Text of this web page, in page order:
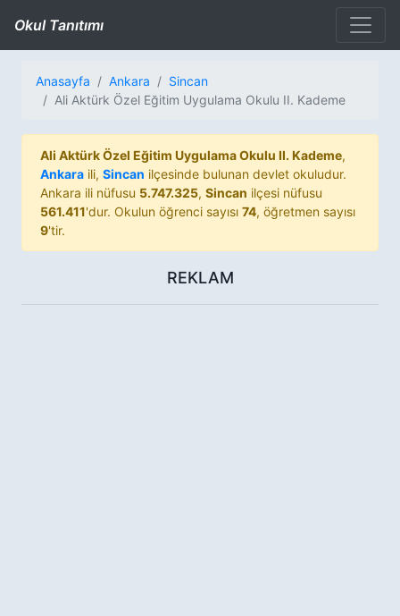
Okul Tanıtımı
Anasayfa Ankara
Sincan
Ali Aktürk Özel Eğitim Uygulama Okulu II. Kademe
Ali Aktürk Özel Eğitim Uygulama Okulu II. Kademe,
Ankara ili, Sincan ilçesinde bulunan devlet okuludur.
Ankara ili nüfusu 5.747.325, Sincan ilçesi nüfusu
561.411'dur. Okulun öğrenci sayısı 74, öğretmen sayısı
9'tir.
REKLAM